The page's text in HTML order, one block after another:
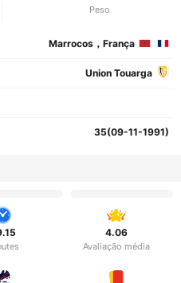
Peso
Marrocos，França
Union Touarga
35(09-11-1991)
4.06
Avaliação média